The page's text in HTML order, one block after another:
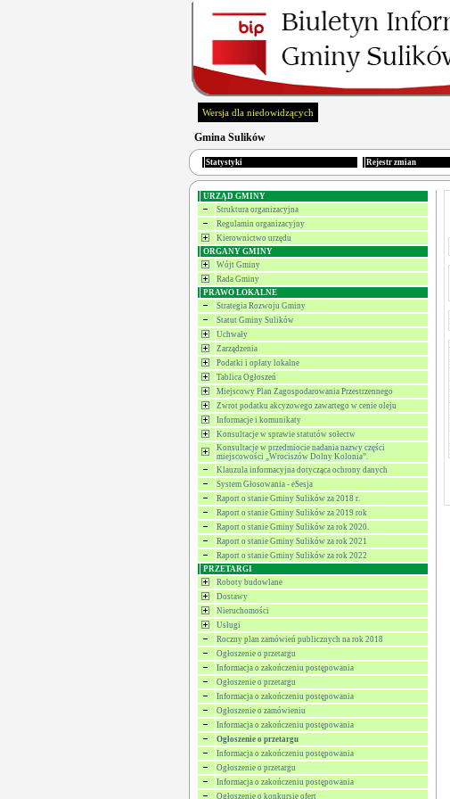
Wersja dla niedowidzących
Gmina Sulików
Statystyki Rejestr zmian
URZĄD GMINY
Struktura organizacyjna
Regulamin organizacyjny
Kierownictwo urzędu
ORGANY GMINY
Wójt Gminy
Rada Gminy
PRAWO LOKALNE
Strategia Rozwoju Gminy
Statut Gminy Sulików
Uchwały
Zarządzenia
Podatki i opłaty lokalne
Tablica Ogłoszeń
Miejscowy Plan Zagospodarowania Przestrzennego
Zwrot podatku akcyzowego zawartego w cenie oleju
Informacje i komunikaty
Konsultacje w sprawie statutów sołectw
Konsultacje w przedmiocie nadania nazwy części
miejscowości „Wrociszów Dolny Kolonia”.
Klauzula informacyjna dotycząca ochrony danych
System Głosowania - eSesja
Raport o stanie Gminy Sulików za 2018 r.
Raport o stanie Gminy Sulików za 2019 rok
Raport o stanie Gminy Sulików za rok 2020.
Raport o stanie Gminy Sulików za rok 2021
Raport o stanie Gminy Sulików za rok 2022
PRZETARGI
Roboty budowlane
Dostawy
Nieruchomości
Usługi
Roczny plan zamówień publicznych na rok 2018
Ogłoszenie o przetargu
Informacja o zakończeniu postępowania
Ogłoszenie o przetargu
Informacja o zakończeniu postępowania
Ogłoszenie o zamówieniu
Informacja o zakończeniu postępowania
Ogłoszenie o przetargu
Informacja o zakończeniu postępowania
Ogłoszenie o przetargu
Informacja o zakończeniu postępowania
Ogłoszenie o konkursie ofert